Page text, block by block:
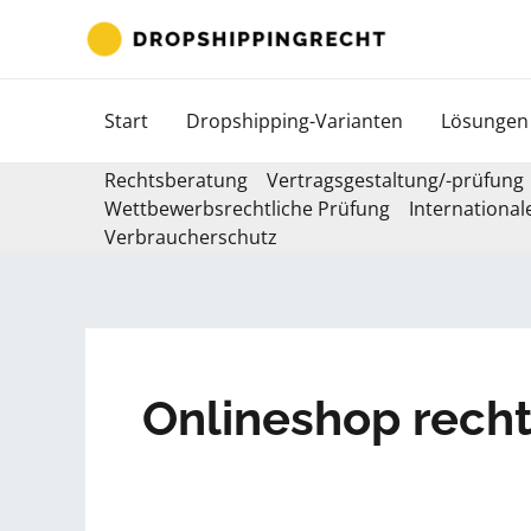
Start
Dropshipping-Varianten Lösungen
Rechtsberatung
Vertragsgestaltung/-prüfung
Wettbewerbsrechtliche Prüfung
Verbraucherschutz
Onlineshop